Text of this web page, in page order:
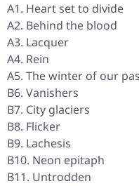
A1. Heart set to divide
A2. Behind the blood
A3. Lacquer
A4. Rein
A5. The winter of our
B6. Vanishers
B7. City glaciers
B8. Flicker
B9. Lachesis
B10. Neon epitaph
B11. Untrodden